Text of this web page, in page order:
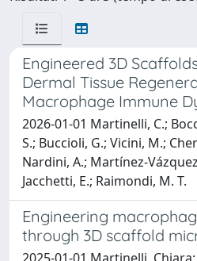
Engineered 3D
Dermal Tissue
Macrophage Immune
2026-01-01 Martinelli, C.;
S.; Buccioli, G.; Vicini, M.;
Nardini, A.; Martínez-
Jacchetti, E.; Raimondi, M. T.
Engineering
through 3D scaffold